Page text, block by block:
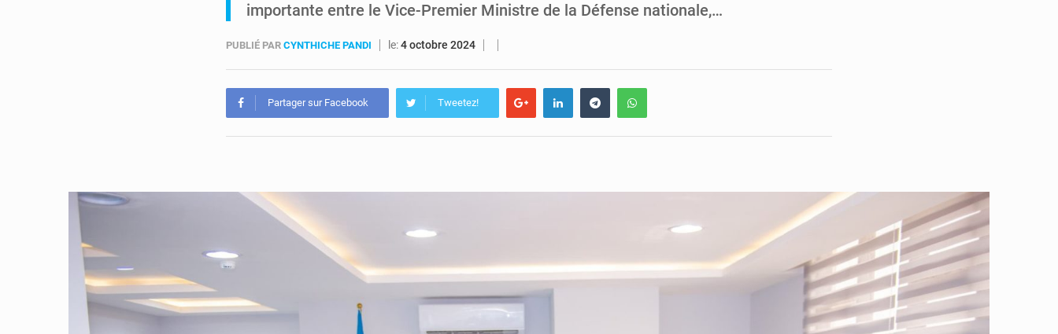
importante entre le Vice-Premier Ministre de la Défense nationale,…
PUBLIÉ PAR CYNTHICHE PANDI le:4 octobre 2024
Partager sur Facebook Tweetez!